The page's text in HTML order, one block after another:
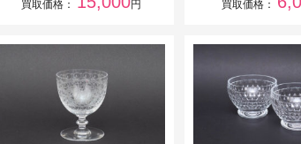
買取価格： 円 買取価格：